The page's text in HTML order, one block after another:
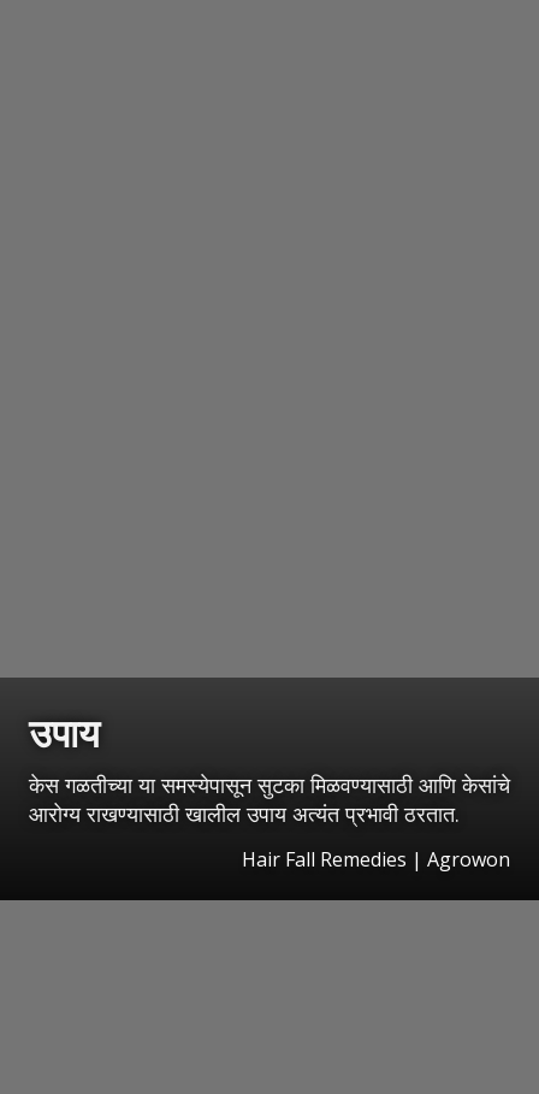
उपाय
केस गळतीच्या या समस्येपासून सुटका मिळवण्यासाठी आणि केसांचे
आरोग्य राखण्यासाठी खालील उपाय अत्यंत प्रभावी ठरतात.
Hair Fall Remedies | Agrowon